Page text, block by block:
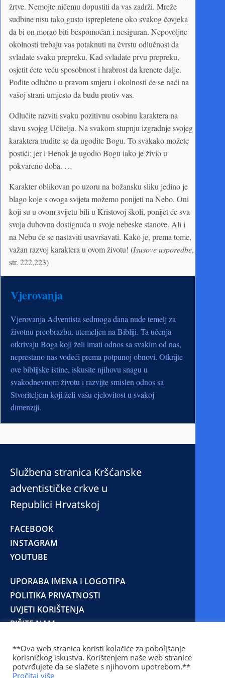
žrtve. Nemojte ničemu dopustiti da vas zadrži. Mreže
sudbine nisu tako gusto isprepletene oko svakog čovjeka
da bi on morao biti bespomoćan i nesiguran. Nepovoljne
okolnosti trebaju vas potaknuti na čvrstu odlučnost da
svladate svaku prepreku. Kad svladate prvu prepreku,
osjetit ćete veću sposobnost i hrabrost da krenete dalje.
Pođite odlučno u pravom smjeru i okolnosti će se naći na
vašoj strani umjesto da budu protiv vas.
Odlučite razviti svaku pozitivnu osobinu karaktera na
slavu svojeg Učitelja. Na svakom stupnju izgradnje svojeg
karaktera trudite se da ugodite Bogu. To svakako možete
postići; jer i Henok je ugodio Bogu iako je živio u
pokvareno doba. …
Karakter oblikovan po uzoru na božansku sliku jedino je
blago koje s ovoga svijeta možemo ponijeti na Nebo. Oni
koji su u ovom svijetu bili u Kristovoj školi, ponijet će sva
svoja duhovna dostignuća u svoje nebeske stanove. Ali i
na Nebu će se nastaviti usavršavati. Kako je, prema tome,
važan razvoj karaktera u ovom životu! (Isusove usporedbe,
str. 222,223)
Vjerovanja
Vjerovanja Adventista sedmoga dana nude temelj za
životnu preobrazbu, utemeljen na Bibliji. Ta učenja
otkrivaju Boga koji želi imati odnos sa svakim od nas,
neprestano nas vodeći prema potpunoj obnovi. Otkrijte
ove biblijske istine, iskusite njihovu snagu u
svakodnevnom životu i razvijte smislen odnos sa
Stvoriteljem koji želi vašu cjelovitost u svakoj
dimenziji.
Službena stranica Kršćanske
adventističke crkve u
Republici Hrvatskoj
FACEBOOK
INSTAGRAM
YOUTUBE
UPORABA IMENA I LOGOTIPA
POLITIKA PRIVATNOSTI
UVJETI KORIŠTENJA
PIŠITE NAM
© 2025 Copyright © 2023 Kršćanska adventistička
crkva u Republici Hrvatskoj
**Ova web stranica koristi kolačiće za poboljšanje
korisničkog iskustva. Korištenjem naše web stranice
potvrđujete da se slažete s njihovom upotrebom.**
Pročitaj više